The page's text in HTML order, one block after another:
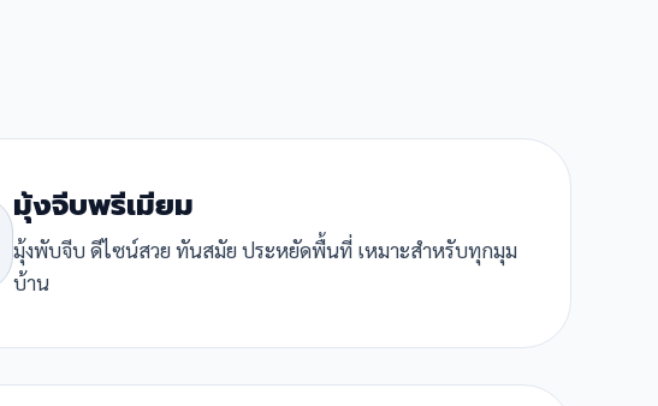
มุ้งจีบพรีเมียม
มุ้งพับจีบ ดีไซน์สวย ทันสมัย ประหยัดพื้นที่ เหมาะสำหรับทุกมุม
บ้าน